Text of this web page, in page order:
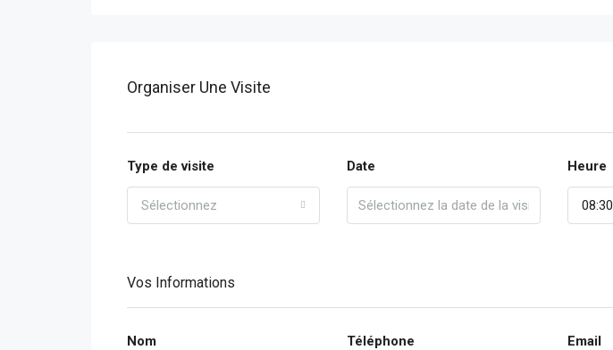
Organiser Une Visite
Type de visite
Sélectionnez
Date Heure
08:30
Vos Informations
Nom Téléphone Email